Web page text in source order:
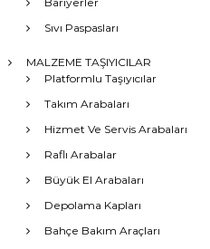
Sıvı Paspasları
MALZEME TAŞIYICILAR
Platformlu Taşıyıcılar
Takım Arabaları
Hizmet Ve Servis Arabaları
Raflı Arabalar
Büyük El Arabaları
Depolama Kapları
Bahçe Bakım Araçları